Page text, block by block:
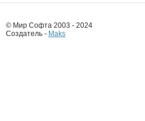
© Мир Софта 2003 - 2024
Создатель - Maks